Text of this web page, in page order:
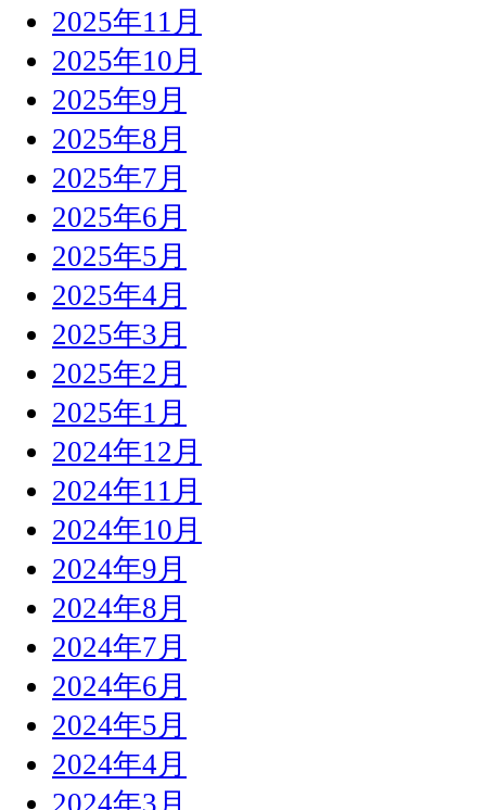
2025年11月
2025年10月
2025年9月
2025年8月
2025年7月
2025年6月
2025年5月
2025年4月
2025年3月
2025年2月
2025年1月
2024年12月
2024年11月
2024年10月
2024年9月
2024年8月
2024年7月
2024年6月
2024年5月
2024年4月
2024年3月